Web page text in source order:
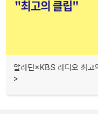
알라딘×KBS 라디오 최고
>